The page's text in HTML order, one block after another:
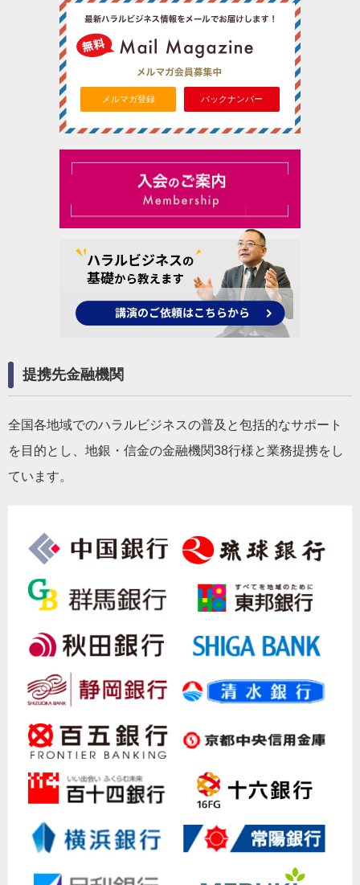
メルマガ登録 バックナンバー
提携先金融機関
全国各地域でのハラルビジネスの普及と包括的なサポート
を目的とし、地銀・信金の金融機関38行様と業務提携をし
ています。